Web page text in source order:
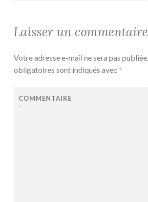
Laisser un commentaire
Votre adresse e-mail ne sera pas publiée.
obligatoires sont indiqués avec *
COMMENTAIRE
*